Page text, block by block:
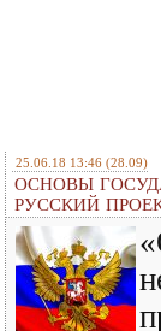
25.06.18 13:46 (28.09)
ОСНОВЫ
РУССКИЙ